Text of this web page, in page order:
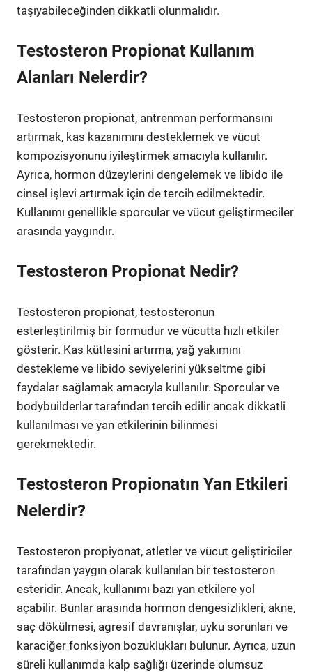
taşıyabileceğinden dikkatli olunmalıdır.
Testosteron Propionat Kullanım
Alanları Nelerdir?
Testosteron propionat, antrenman performansını
artırmak, kas kazanımını desteklemek ve vücut
kompozisyonunu iyileştirmek amacıyla kullanılır.
Ayrıca, hormon düzeylerini dengelemek ve libido ile
cinsel işlevi artırmak için de tercih edilmektedir.
Kullanımı genellikle sporcular ve vücut geliştirmeciler
arasında yaygındır.
Testosteron Propionat Nedir?
Testosteron propionat, testosteronun
esterleştirilmiş bir formudur ve vücutta hızlı etkiler
gösterir. Kas kütlesini artırma, yağ yakımını
destekleme ve libido seviyelerini yükseltme gibi
faydalar sağlamak amacıyla kullanılır. Sporcular ve
bodybuilderlar tarafından tercih edilir ancak dikkatli
kullanılması ve yan etkilerinin bilinmesi
gerekmektedir.
Testosteron Propionatın Yan Etkileri
Nelerdir?
Testosteron propiyonat, atletler ve vücut geliştiriciler
tarafından yaygın olarak kullanılan bir testosteron
esteridir. Ancak, kullanımı bazı yan etkilere yol
açabilir. Bunlar arasında hormon dengesizlikleri, akne,
saç dökülmesi, agresif davranışlar, uyku sorunları ve
karaciğer fonksiyon bozuklukları bulunur. Ayrıca, uzun
süreli kullanımda kalp sağlığı üzerinde olumsuz